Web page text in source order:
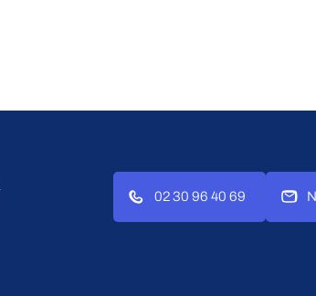
02 30 96 40 69